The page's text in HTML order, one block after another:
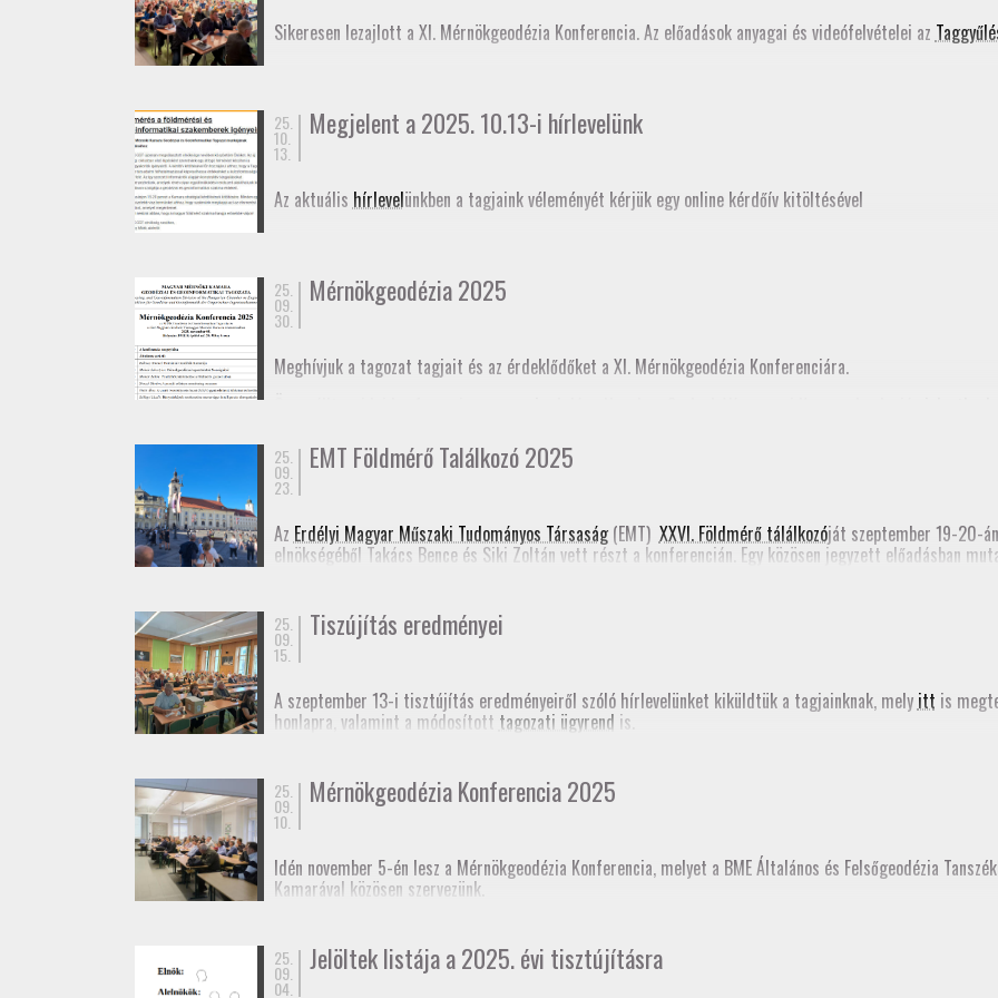
November 27-én azAlaponthálózati tudástár bővítése című szakmai továbbképzés programjában is
elmozdulásának vizsgálatáról.
Sikeresen lezajlott a XI. Mérnökgeodézia Konferencia. Az előadások anyagai és videófelvételei az
25.
10.
13.
Megjelent a 2025. 10.13-i hírlevelünk
Az aktuális hírlevelünkben a tagjaink véleményét kérjük egy online kérdőív kitöltésével
25.
09.
30.
Mérnökgeodézia 2025
Meghívjuk a tagozat tagjait és az érdeklődőket a XI. Mérnökgeodézia Konferenciára.
Meghívó
25.
09.
23.
EMT Földmérő Találkozó 2025
Az Erdélyi Magyar Műszaki Tudományos Társaság(EMT) XXVI. Földmérő tálálkozóját szeptember 19-20-
elnökségéből Takács Bence és Siki Zoltán vett részt a konferencián. Egy közösen jegyzett előadásban
25.
09.
15.
Tiszújítás eredményei
A szeptember 13-i tisztújítás eredményeiről szóló hírlevelünket kiküldtük a tagjainknak, mely itt is
honlapra, valamint a módosított tagozati ügyrend is.
25.
09.
10.
Mérnökgeodézia Konferencia 2025
Idén november 5-én lesz a Mérnökgeodézia Konferencia, melyet a BME Általános és Felsőgeodézia
Kamarával közösen szervezünk.
Várjuk még előadók jelentkezését!
25.
09.
04.
Jelöltek listája a 2025. évi tisztújításra